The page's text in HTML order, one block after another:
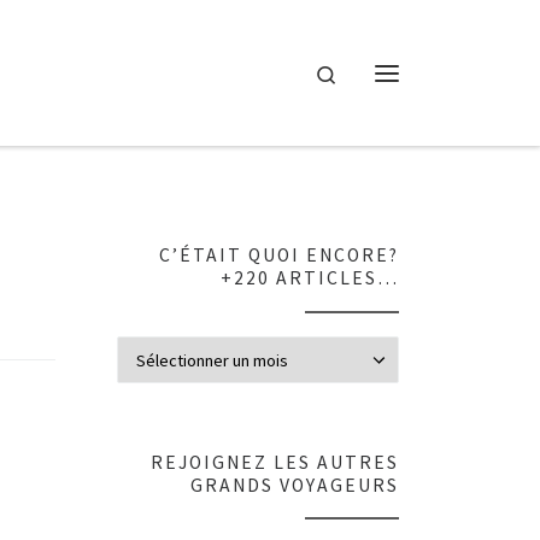
Search
C’ÉTAIT QUOI ENCORE?
+220 ARTICLES…
REJOIGNEZ LES AUTRES
GRANDS VOYAGEURS